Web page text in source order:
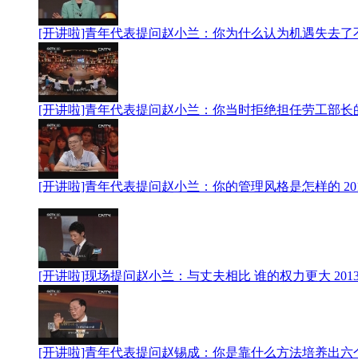
[开讲啦]青年代表提问赵小兰：你为什么认为机遇失去了
[开讲啦]青年代表提问赵小兰：你当时拒绝担任劳工部长
[开讲啦]青年代表提问赵小兰：你的管理风格是怎样的
[开讲啦]现场提问赵小兰：与丈夫相比 谁的权力更大
[开讲啦]青年代表提问赵锡成：你是靠什么方法培养出六